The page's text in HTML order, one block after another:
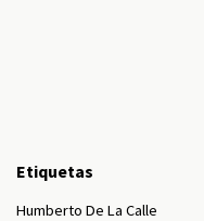
Etiquetas
Humberto De La Calle